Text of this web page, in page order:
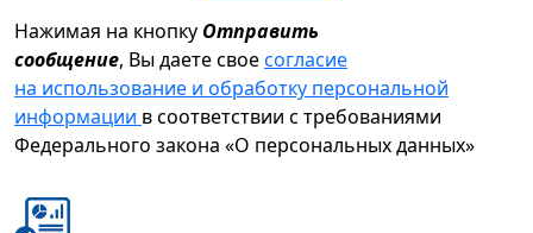
Нажимая на кнопку Отправить
сообщение, Вы даете своесогласие
на использование и обработку персональной
информации в соответствии с требованиями
Федерального закона «О персональных данных»